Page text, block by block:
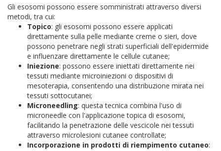
Gli esosomi possono essere somministrati attraverso diversi
metodi, tra cui:
Topico: gli esosomi possono essere applicati
direttamente sulla pelle mediante creme o sieri, dove
possono penetrare negli strati superficiali dell'epidermide
e influenzare direttamente le cellule cutanee;
Iniezione: possono essere iniettati direttamente nei
tessuti mediante microiniezioni o dispositivi di
mesoterapia, consentendo una distribuzione mirata nei
tessuti sottocutanei;
Microneedling: questa tecnica combina l'uso di
microneedle con l'applicazione topica di esosomi,
facilitando la penetrazione delle vescicole nei tessuti
attraverso microlesioni cutanee controllate;
Incorporazione in prodotti di riempimento cutaneo: